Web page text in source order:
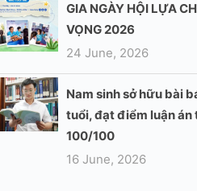
GIA NGÀY HỘI LỰA
VỌNG 2026
24 June, 2026
Nam sinh sở hữu bài
tuổi, đạt điểm luận án
100/100
16 June, 2026